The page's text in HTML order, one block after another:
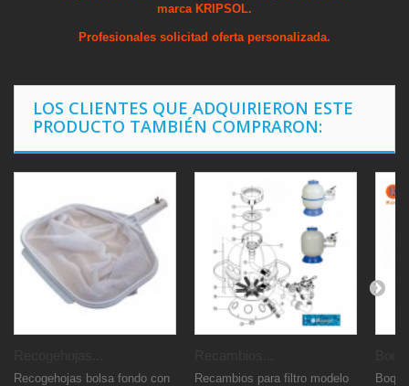
marca KRIPSOL.
Profesionales solicitad oferta personalizada.
LOS CLIENTES QUE ADQUIRIERON ESTE
PRODUCTO TAMBIÉN COMPRARON:
Recogehojas bolsa fondo con
Recambios para filtro modelo